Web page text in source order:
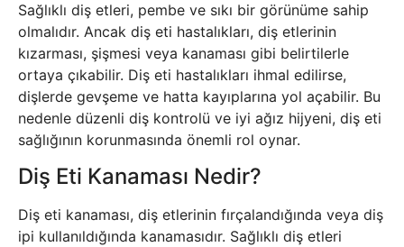
Sağlıklı diş etleri, pembe ve sıkı bir görünüme sahip
olmalıdır. Ancak diş eti hastalıkları, diş etlerinin
kızarması, şişmesi veya kanaması gibi belirtilerle
ortaya çıkabilir. Diş eti hastalıkları ihmal edilirse,
dişlerde gevşeme ve hatta kayıplarına yol açabilir. Bu
nedenle düzenli diş kontrolü ve iyi ağız hijyeni, diş eti
sağlığının korunmasında önemli rol oynar.
Diş Eti Kanaması Nedir?
Diş eti kanaması, diş etlerinin fırçalandığında veya diş
ipi kullanıldığında kanamasıdır. Sağlıklı diş etleri